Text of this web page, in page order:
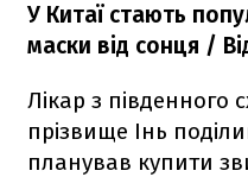
У Китаї стають
маски від сонця /
Лікар з південного
прізвище Інь
планував купити